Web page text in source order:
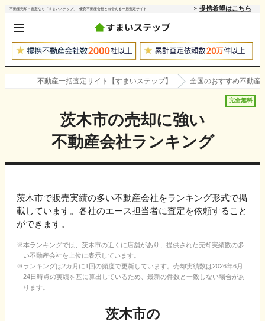
不動産売却・査定なら「すまいステップ」- 優良不動産会社と出会える一括査定サイト 提携希望はこちら
不動産一括査定サイト【すまいステップ】 全国のおすすめ不動産
完全無料
茨木市の売却に強い
不動産会社ランキング
茨木市で販売実績の多い不動産会社をランキング形式で掲
載しています。各社のエース担当者に査定を依頼すること
ができます。
本ランキングでは、 茨木市の近くに店舗があり、提供された売却実績数の多
い不動産会社を上位に表示しています。
ランキングは2カ月に1回の頻度で更新しています。売却実績数は2026年6月
24日時点の実績を基に算出しているため、最新の件数と一致しない場合があ
ります。
茨木市の